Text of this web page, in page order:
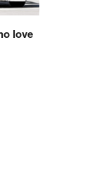
love